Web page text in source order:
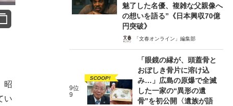
昭
い
魅了した名優、複雑な父親像へ
の想いを語る”《日本興収70億
円突破》
「文春オンライン」編集部
9位
9
SCOOP!
「眼鏡の縁が、頭蓋骨と
おぼしき骨片に溶け込
み…」広島の原爆で全滅
した一家の“異形の遺
骨”を初公開〈遺族が語